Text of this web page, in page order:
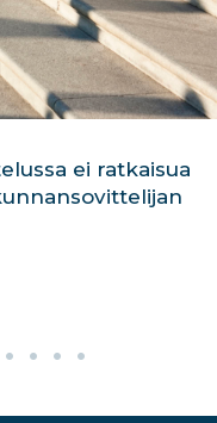
ei ratkaisua